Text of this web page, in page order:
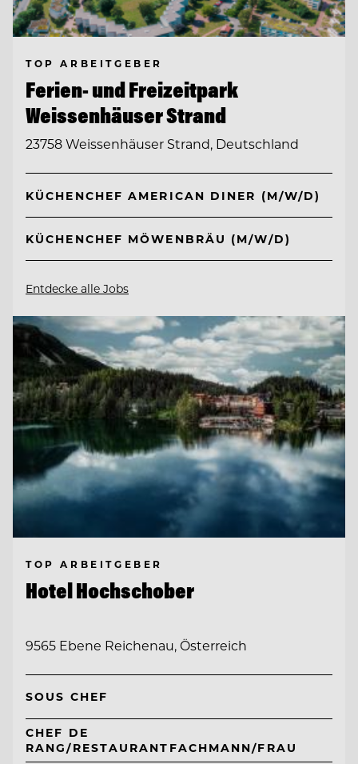
TOP ARBEITGEBER
Ferien- und Freizeitpark
Weissenhäuser Strand
23758 Weissenhäuser Strand, Deutschland
KÜCHENCHEF AMERICAN DINER (M/W/D)
KÜCHENCHEF MÖWENBRÄU (M/W/D)
Entdecke alle Jobs
TOP ARBEITGEBER
Hotel Hochschober
9565 Ebene Reichenau, Österreich
SOUS CHEF
CHEF DE
RANG/RESTAURANTFACHMANN/FRAU